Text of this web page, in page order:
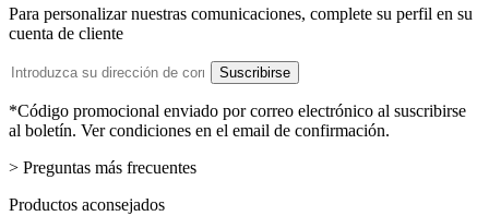
Para personalizar nuestras comunicaciones, complete su perfil en su
cuenta de cliente
Dirección
email
Suscribirse
*Código promocional enviado por correo electrónico al suscribirse
al boletín. Ver condiciones en el email de confirmación.
> Preguntas más frecuentes
Productos aconsejados